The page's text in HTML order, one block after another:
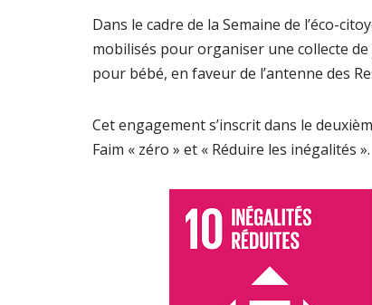
Dans le cadre de la Semaine de l’éco-
mobilisés pour organiser une collecte
pour bébé, en faveur de l’antenne des
Cet engagement s’inscrit dans le
Faim « zéro » et « Réduire les inégalités ».